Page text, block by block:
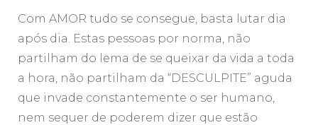
Com AMOR tudo se consegue, basta lutar dia
após dia. Estas pessoas por norma, não
partilham do lema de se queixar da vida a toda
a hora, não partilham da “DESCULPITE” aguda
que invade constantemente o ser humano,
nem sequer de poderem dizer que estão